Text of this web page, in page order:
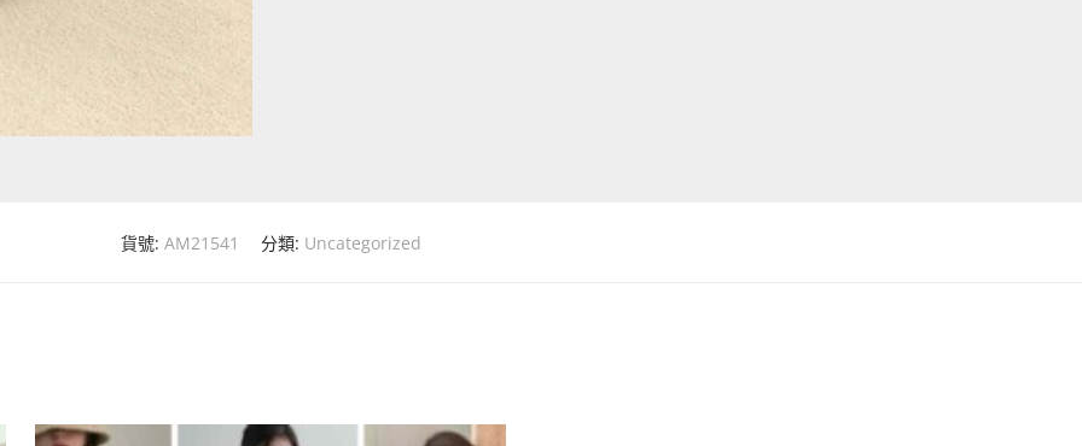
貨號: AM21541 分類: Uncategorized